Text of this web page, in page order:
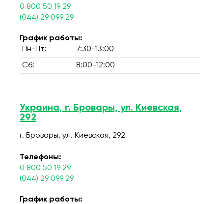
0 800 50 19 29
(044) 29 099 29
График работы:
Пн-Пт:
7:30-13:00
Сб: 8:00-12:00
Украина, г. Бровары, ул. Киевская,
292
г. Бровары, ул. Киевская, 292
Телефоны:
0 800 50 19 29
(044) 29 099 29
График работы: